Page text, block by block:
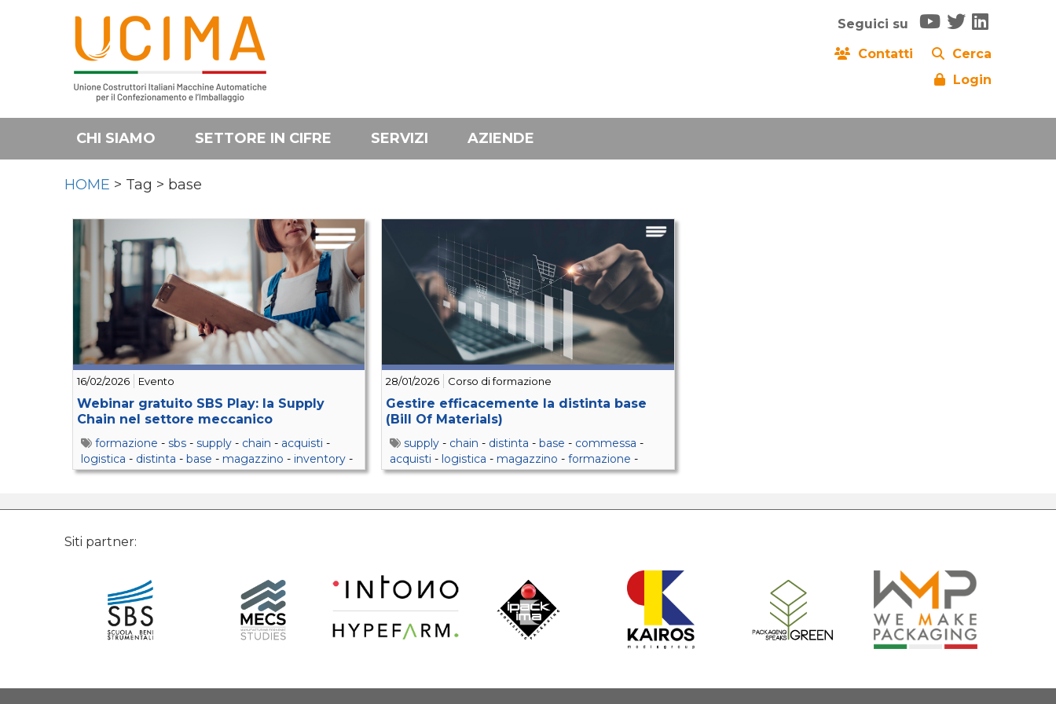
Seguici su
Contatti
Cerca
Login
CHI SIAMO SETTORE IN CIFRE SERVIZI AZIENDE
HOME > Tag > base
16/02/2026 Evento
Webinar gratuito SBS Play: la Supply
Chain nel settore meccanico
formazione - sbs - supply - chain - acquisti -
logistica - distinta - base - magazzino - inventory -
scorte-gestione
28/01/2026 Corso di formazione
Gestire efficacemente la distinta base
(Bill Of Materials)
supply - chain - distinta -base - commessa -
acquisti - logistica - magazzino -formazione -
fornitori-ordini-ricambi-scorte
Siti partner: